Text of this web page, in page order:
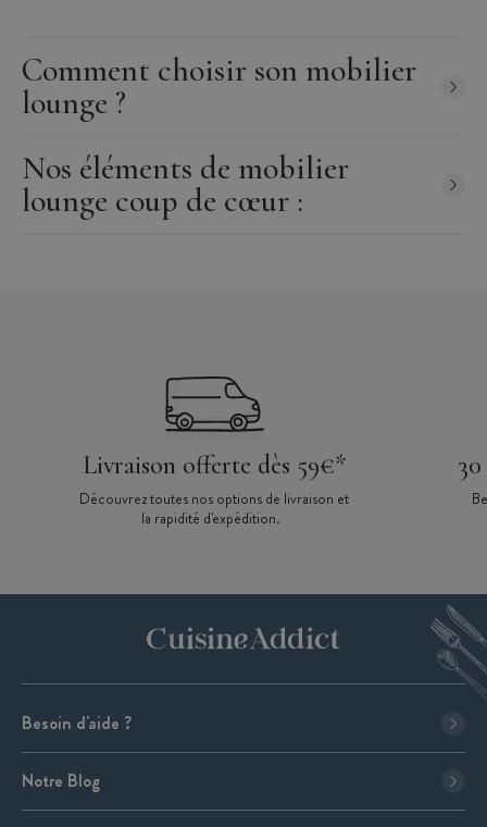
Comment choisir son mobilier
lounge ?
Nos éléments de mobilier
lounge coup de cœur :
Livraison offerte dès 59€*
Découvrez toutes nos options de livraison et
la rapidité d'expédition.
Besoin d'aide ?
Notre Blog